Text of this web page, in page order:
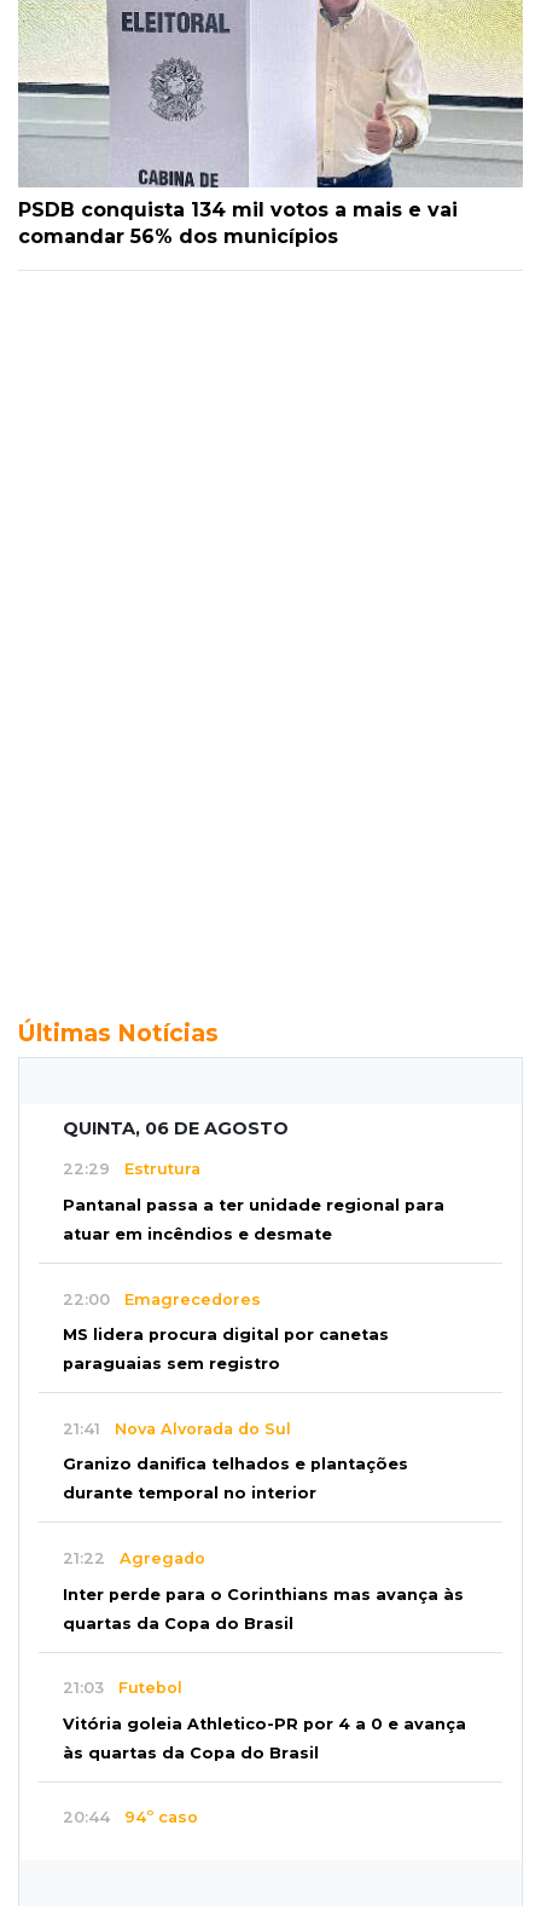
PSDB conquista 134 mil votos a mais e vai
comandar 56% dos municípios
Últimas Notícias
QUINTA, 06 DE AGOSTO
22:29 Estrutura
Pantanal passa a ter unidade regional para
atuar em incêndios e desmate
22:00 Emagrecedores
MS lidera procura digital por canetas
paraguaias sem registro
21:41 Nova Alvorada do Sul
Granizo danifica telhados e plantações
durante temporal no interior
21:22 Agregado
Inter perde para o Corinthians mas avança às
quartas da Copa do Brasil
21:03 Futebol
Vitória goleia Athletico-PR por 4 a 0 e avança
às quartas da Copa do Brasil
20:44 94º caso